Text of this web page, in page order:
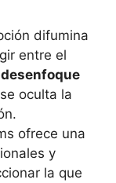
difumina
entre el
desenfoque
oculta la
ofrece una
y
la que